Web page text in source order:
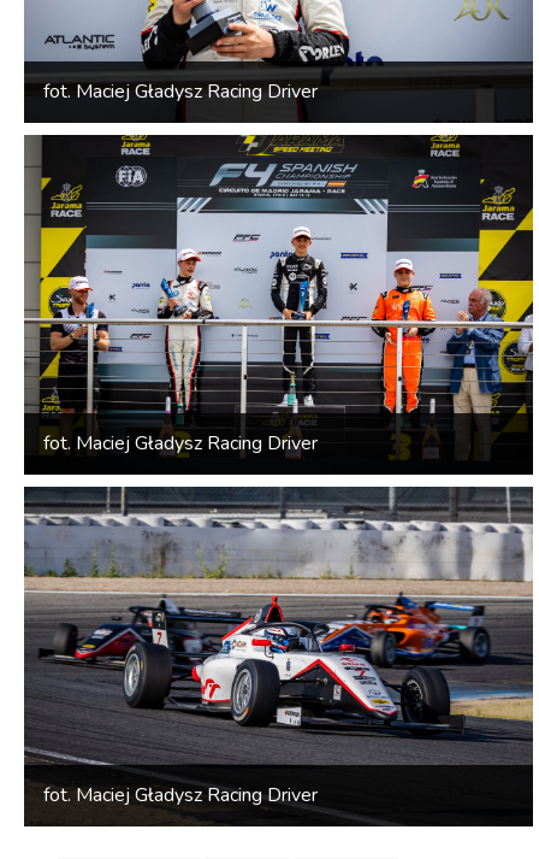
fot. Maciej Gładysz Racing Driver
fot. Maciej Gładysz Racing Driver
fot. Maciej Gładysz Racing Driver